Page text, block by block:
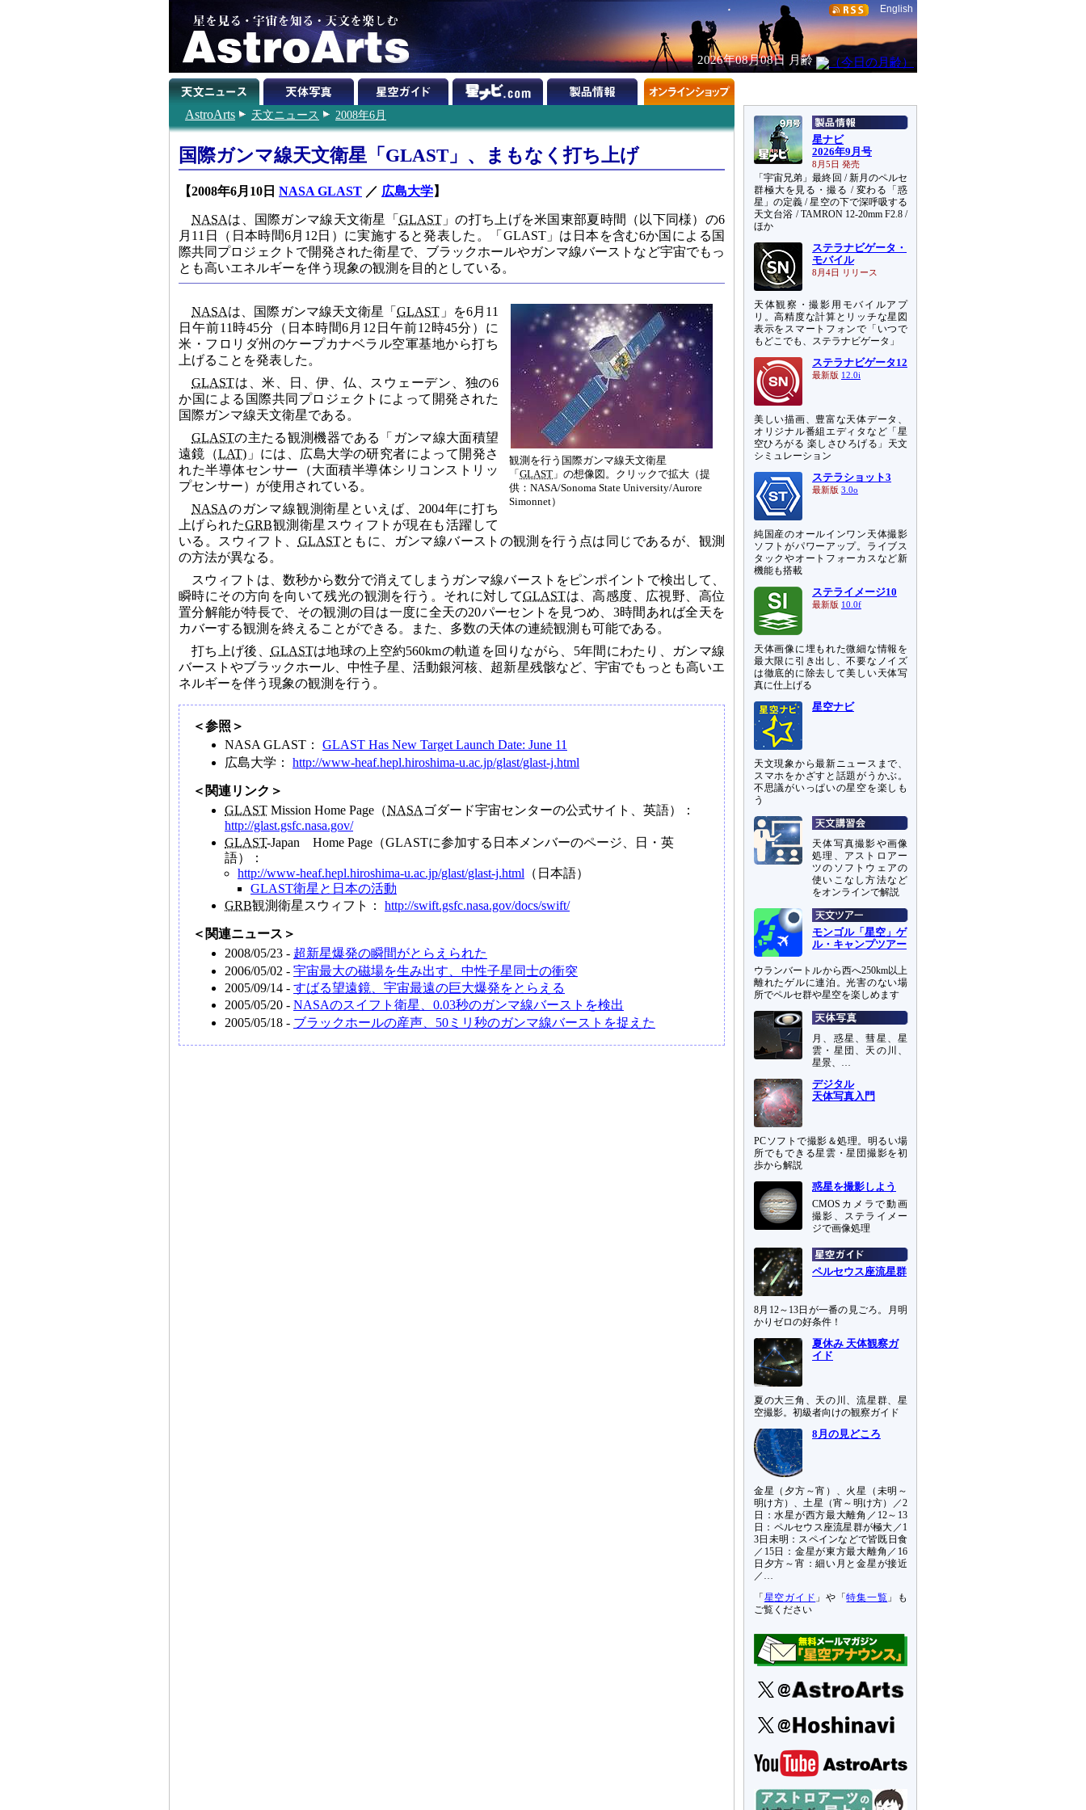
English
2026年08月08日 月齢
AstroArts 天文ニュース 2008年6月
国際ガンマ線天文衛星「GLAST」、まもなく打ち上げ
【2008年6月10日 NASA GLAST ／ 広島大学】
NASAは、国際ガンマ線天文衛星「 GLAST」の打ち上げを米国東部夏時間（以下同様）の6
月11日（日本時間6月12日）に実施すると発表した。「GLAST」は日本を含む6か国による国
際共同プロジェクトで開発された衛星で、ブラックホールやガンマ線バーストなど宇宙でもっ
とも高いエネルギーを伴う現象の観測を目的としている。
観測を行う国際ガンマ線天文衛星
「GLAST 」の想像図。クリックで拡大（提
供：NASA/Sonoma State University/Aurore
Simonnet）
NASAは、国際ガンマ線天文衛星「GLAST 」を6月11
日午前11時45分（日本時間6月12日午前12時45分）に
米・フロリダ州のケープカナベラル空軍基地から打ち
上げることを発表した。
GLASTは、米、日、伊、仏、スウェーデン、独の6
か国による国際共同プロジェクトによって開発された
国際ガンマ線天文衛星である。
GLASTの主たる観測機器である「ガンマ線大面積望
遠鏡（LAT)」には、広島大学の研究者によって開発さ
れた半導体センサー（大面積半導体シリコンストリッ
プセンサー）が使用されている。
NASAのガンマ線観測衛星といえば、2004年に打ち
上げられたGRB観測衛星スウィフトが現在も活躍して
いる。スウィフト、 GLASTともに、ガンマ線バーストの観測を行う点は同じであるが、観測
の方法が異なる。
スウィフトは、数秒から数分で消えてしまうガンマ線バーストをピンポイントで検出して、
瞬時にその方向を向いて残光の観測を行う。それに対してGLASTは、高感度、広視野、高位
置分解能が特長で、その観測の目は一度に全天の20パーセントを見つめ、3時間あれば全天を
カバーする観測を終えることができる。また、多数の天体の連続観測も可能である。
打ち上げ後、 GLASTは地球の上空約560kmの軌道を回りながら、5年間にわたり、ガンマ線
バーストやブラックホール、中性子星、活動銀河核、超新星残骸など、宇宙でもっとも高いエ
ネルギーを伴う現象の観測を行う。
＜参照＞
NASA GLAST： GLAST Has New Target Launch Date: June 11
広島大学： http://www-heaf.hepl.hiroshima-u.ac.jp/glast/glast-j.html
＜関連リンク＞
GLAST Mission Home Page（NASA ゴダード宇宙センターの公式サイト、英語）：
http://glast.gsfc.nasa.gov/
GLAST-Japan Home Page（GLASTに参加する日本メンバーのページ、日・英
語）：
http://www-heaf.hepl.hiroshima-u.ac.jp/glast/glast-j.html （日本語）
GLAST衛星と日本の活動
GRB観測衛星スウィフト： http://swift.gsfc.nasa.gov/docs/swift/
＜関連ニュース＞
2008/05/23 - 超新星爆発の瞬間がとらえられた
2006/05/02 - 宇宙最大の磁場を生み出す、中性子星同士の衝突
2005/09/14 - すばる望遠鏡、宇宙最遠の巨大爆発をとらえる
2005/05/20 - NASAのスイフト衛星、0.03秒のガンマ線バーストを検出
2005/05/18 - ブラックホールの産声、50ミリ秒のガンマ線バーストを捉えた
星ナビ
2026年9月号
8月5日 発売
「宇宙兄弟」最終回 / 新月のペルセ
群極大を見る・撮る / 変わる「惑
星」の定義 / 星空の下で深呼吸する
天文台浴 / TAMRON 12-20mm F2.8 /
ほか
ステラナビゲータ・
モバイル
8月4日 リリース
天体観察・撮影用モバイルアプ
リ。高精度な計算とリッチな星図
表示をスマートフォンで「いつで
もどこでも、ステラナビゲータ」
ステラナビゲータ12
最新版 12.0i
美しい描画、豊富な天体データ、
オリジナル番組エディタなど「星
空ひろがる 楽しさひろげる」天文
シミュレーション
ステラショット3
最新版 3.0o
純国産のオールインワン天体撮影
ソフトがパワーアップ。ライブス
タックやオートフォーカスなど新
機能も搭載
ステライメージ10
最新版 10.0f
天体画像に埋もれた微細な情報を
最大限に引き出し、不要なノイズ
は徹底的に除去して美しい天体写
真に仕上げる
星空ナビ
天文現象から最新ニュースまで、
スマホをかざすと話題がうかぶ。
不思議がいっぱいの星空を楽しも
う
天体写真撮影や画像
処理、アストロアー
ツのソフトウェアの
使いこなし方法など
をオンラインで解説
モンゴル「星空」ゲ
ル・キャンプツアー
ウランバートルから西へ250km以上
離れたゲルに連泊。光害のない場
所でペルセ群や星空を楽しめます
月、惑星、彗星、星
雲・星団、天の川、
星景、…
デジタル
天体写真入門
PCソフトで撮影＆処理。明るい場
所でもできる星雲・星団撮影を初
歩から解説
惑星を撮影しよう
CMOSカメラで動画
撮影、ステライメー
ジで画像処理
ペルセウス座流星群
8月12～13日が一番の見ごろ。月明
かりゼロの好条件！
夏休み 天体観察ガ
イド
夏の大三角、天の川、流星群、星
空撮影。初級者向けの観察ガイド
8月の見どころ
金星（夕方～宵）、火星（未明～
明け方）、土星（宵～明け方）／2
日：水星が西方最大離角／12～13
日：ペルセウス座流星群が極大／1
3日未明：スペインなどで皆既日食
／15日：金星が東方最大離角／16
日夕方～宵：細い月と金星が接近
／…
「 星空ガイド 」や「特集一覧 」も
ご覧ください